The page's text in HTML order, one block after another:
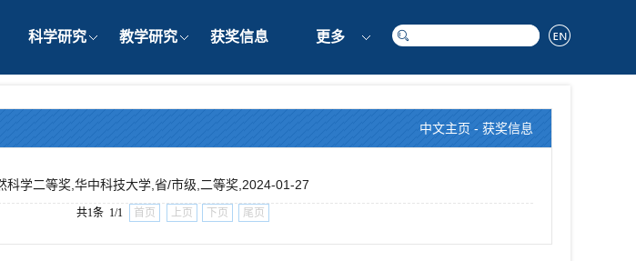
科学研究 教学研究 获奖信息 更多
中文主页 - 获奖信息
科学二等奖,华中科技大学,省/市级,二等奖,2024-01-27
共1条 1/1 首页 上页 下页 尾页